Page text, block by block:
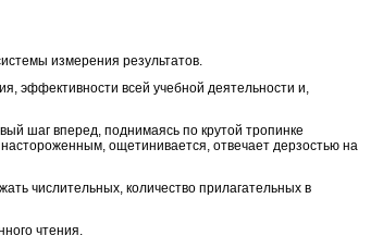
измерения результатов.
эффективности всей учебной деятельности и,
шаг вперед, поднимаясь по крутой тропинке
настороженным, ощетинивается, отвечает дерзостью на
числительных, количество прилагательных в
чтения.